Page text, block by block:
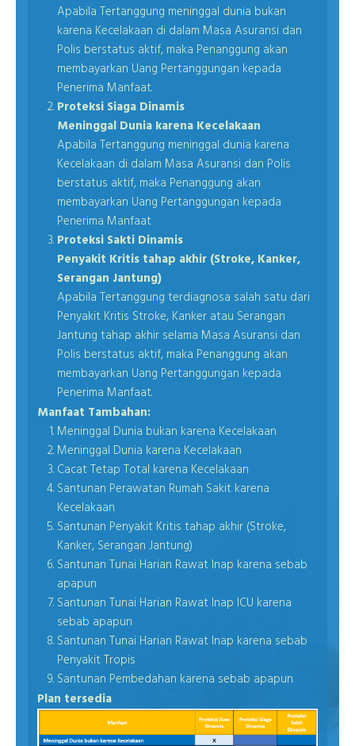
Apabila Tertanggung meninggal dunia bukan
karena Kecelakaan di dalam Masa Asuransi dan
Polis berstatus aktif, maka Penanggung akan
membayarkan Uang Pertanggungan kepada
Penerima Manfaat.
Proteksi Siaga Dinamis
Meninggal Dunia karena Kecelakaan
Apabila Tertanggung meninggal dunia karena
Kecelakaan di dalam Masa Asuransi dan Polis
berstatus aktif, maka Penanggung akan
membayarkan Uang Pertanggungan kepada
Penerima Manfaat
Proteksi Sakti Dinamis
Penyakit Kritis tahap akhir (Stroke, Kanker,
Serangan Jantung)
Apabila Tertanggung terdiagnosa salah satu dari
Penyakit Kritis Stroke, Kanker atau Serangan
Jantung tahap akhir selama Masa Asuransi dan
Polis berstatus aktif, maka Penanggung akan
membayarkan Uang Pertanggungan kepada
Penerima Manfaat.
Manfaat Tambahan:
Meninggal Dunia bukan karena Kecelakaan
Meninggal Dunia karena Kecelakaan
Cacat Tetap Total karena Kecelakaan
Santunan Perawatan Rumah Sakit karena
Kecelakaan
Santunan Penyakit Kritis tahap akhir (Stroke,
Kanker, Serangan Jantung)
Santunan Tunai Harian Rawat Inap karena sebab
apapun
Santunan Tunai Harian Rawat Inap ICU karena
sebab apapun
Santunan Tunai Harian Rawat Inap karena sebab
Penyakit Tropis
Santunan Pembedahan karena sebab apapun
Plan tersedia